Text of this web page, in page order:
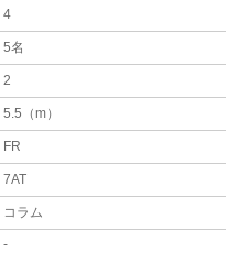
4
5名
2
5.5（m）
FR
7AT
コラム
-